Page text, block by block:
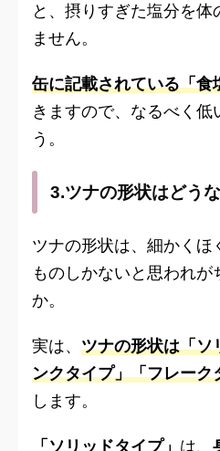
と、摂りすぎた塩分を体
ません。
缶に記載されている「食
きますので、なるべく低
う。
3.ツナの形状はどう
ツナの形状は、細かく
ものしかないと思われが
か。
実は、 ツナの形状は「ソ
ンクタイプ」「フレー
します。
「ソリッドタイプ」 は、